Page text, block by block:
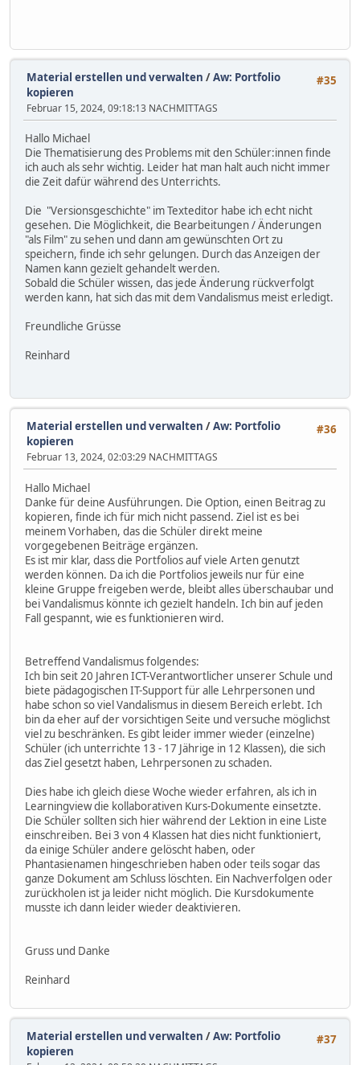
#35
Material erstellen und verwalten /Aw: Portfolio
kopieren
Februar 15, 2024, 09:18:13 NACHMITTAGS
Hallo Michael
Die Thematisierung des Problems mit den Schüler:innen finde
ich auch als sehr wichtig. Leider hat man halt auch nicht immer
die Zeit dafür während des Unterrichts.
Die "Versionsgeschichte" im Texteditor habe ich echt nicht
gesehen. Die Möglichkeit, die Bearbeitungen / Änderungen
"als Film" zu sehen und dann am gewünschten Ort zu
speichern, finde ich sehr gelungen. Durch das Anzeigen der
Namen kann gezielt gehandelt werden.
Sobald die Schüler wissen, das jede Änderung rückverfolgt
werden kann, hat sich das mit dem Vandalismus meist erledigt.
Freundliche Grüsse
Reinhard
#36
Material erstellen und verwalten /Aw: Portfolio
kopieren
Februar 13, 2024, 02:03:29 NACHMITTAGS
Hallo Michael
Danke für deine Ausführungen. Die Option, einen Beitrag zu
kopieren, finde ich für mich nicht passend. Ziel ist es bei
meinem Vorhaben, das die Schüler direkt meine
vorgegebenen Beiträge ergänzen.
Es ist mir klar, dass die Portfolios auf viele Arten genutzt
werden können. Da ich die Portfolios jeweils nur für eine
kleine Gruppe freigeben werde, bleibt alles überschaubar und
bei Vandalismus könnte ich gezielt handeln. Ich bin auf jeden
Fall gespannt, wie es funktionieren wird.
Betreffend Vandalismus folgendes:
Ich bin seit 20 Jahren ICT-Verantwortlicher unserer Schule und
biete pädagogischen IT-Support für alle Lehrpersonen und
habe schon so viel Vandalismus in diesem Bereich erlebt. Ich
bin da eher auf der vorsichtigen Seite und versuche möglichst
viel zu beschränken. Es gibt leider immer wieder (einzelne)
Schüler (ich unterrichte 13 - 17 Jährige in 12 Klassen), die sich
das Ziel gesetzt haben, Lehrpersonen zu schaden.
Dies habe ich gleich diese Woche wieder erfahren, als ich in
Learningview die kollaborativen Kurs-Dokumente einsetzte.
Die Schüler sollten sich hier während der Lektion in eine Liste
einschreiben. Bei 3 von 4 Klassen hat dies nicht funktioniert,
da einige Schüler andere gelöscht haben, oder
Phantasienamen hingeschrieben haben oder teils sogar das
ganze Dokument am Schluss löschten. Ein Nachverfolgen oder
zurückholen ist ja leider nicht möglich. Die Kursdokumente
musste ich dann leider wieder deaktivieren.
Gruss und Danke
Reinhard
#37
Material erstellen und verwalten /Aw: Portfolio
kopieren